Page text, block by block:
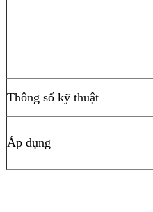
Thông số kỹ thuật
Áp dụng